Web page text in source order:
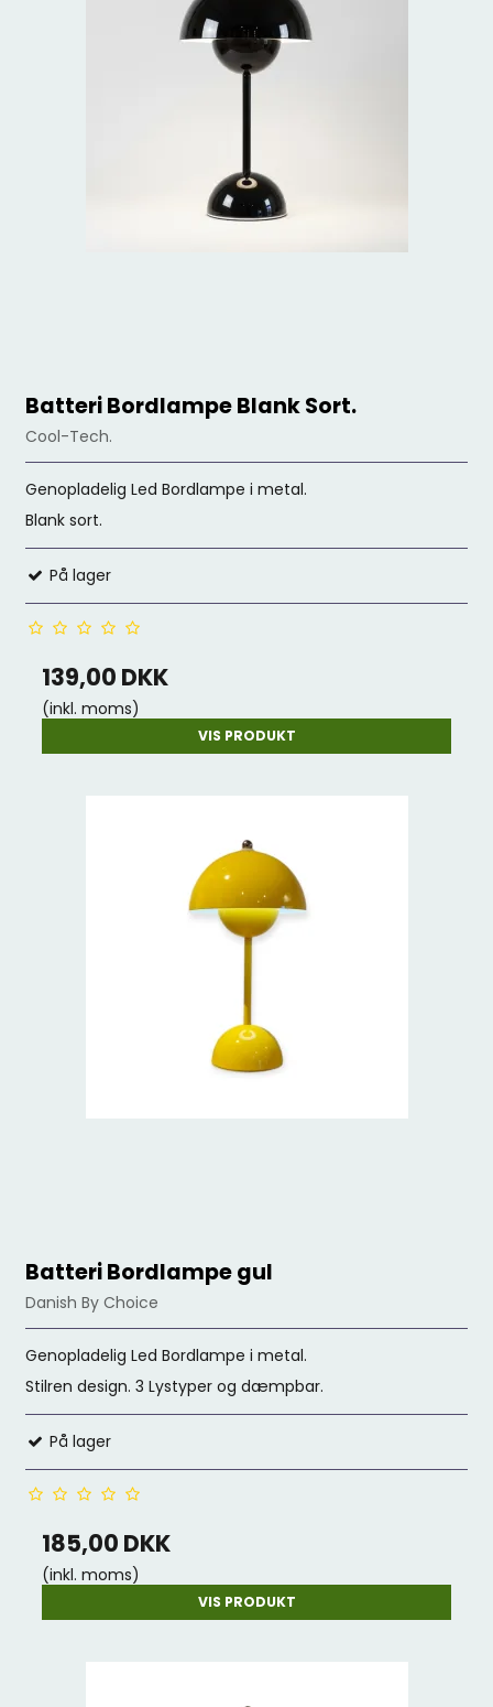
Batteri Bordlampe Blank Sort.
Cool-Tech.
Genopladelig Led Bordlampe i metal.
Blank sort.
På lager
139,00 DKK
(inkl. moms)
VIS PRODUKT
Batteri Bordlampe gul
Danish By Choice
Genopladelig Led Bordlampe i metal.
Stilren design. 3 Lystyper og dæmpbar.
På lager
185,00 DKK
(inkl. moms)
VIS PRODUKT